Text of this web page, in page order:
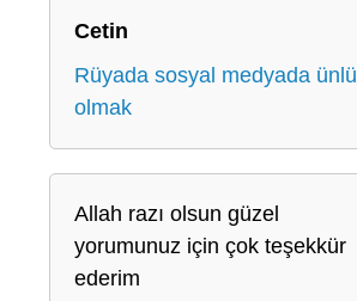
Cetin
Rüyada sosyal medyada ünlü
olmak
Allah razı olsun güzel
yorumunuz için çok teşekkür
ederim